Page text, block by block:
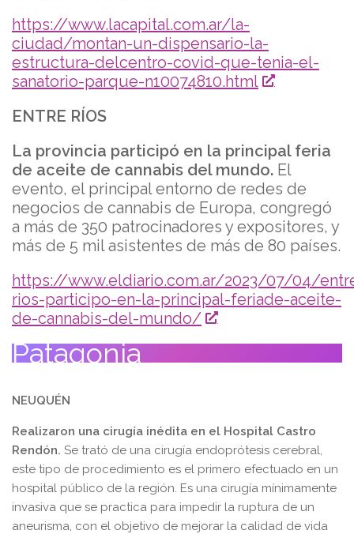
https://www.lacapital.com.ar/la-
ciudad/montan-un-dispensario-la-
estructura-delcentro-covid-que-tenia-el-
sanatorio-parque-n10074810.html
ENTRE RÍOS
La provincia participó en la principal feria
de aceite de cannabis del mundo. El
evento, el principal entorno de redes de
negocios de cannabis de Europa, congregó
a más de 350 patrocinadores y expositores, y
más de 5 mil asistentes de más de 80 países.
https://www.eldiario.com.ar/2023/07/04/
rios-participo-en-la-principal-feriade-aceite-
de-cannabis-del-mundo/
Patagonia
NEUQUÉN
Realizaron una cirugía inédita en el Hospital Castro
Rendón. Se trató de una cirugía endoprótesis cerebral,
este tipo de procedimiento es el primero efectuado en un
hospital público de la región. Es una cirugía mínimamente
invasiva que se practica para impedir la ruptura de un
aneurisma, con el objetivo de mejorar la calidad de vida